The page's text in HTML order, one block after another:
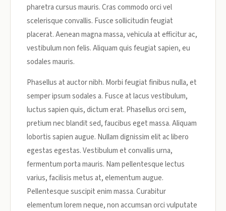
pharetra cursus mauris. Cras commodo orci vel
scelerisque convallis. Fusce sollicitudin feugiat
placerat. Aenean magna massa, vehicula at efficitur ac,
vestibulum non felis. Aliquam quis feugiat sapien, eu
sodales mauris.
Phasellus at auctor nibh. Morbi feugiat finibus nulla, et
semper ipsum sodales a. Fusce at lacus vestibulum,
luctus sapien quis, dictum erat. Phasellus orci sem,
pretium nec blandit sed, faucibus eget massa. Aliquam
lobortis sapien augue. Nullam dignissim elit ac libero
egestas egestas. Vestibulum et convallis urna,
fermentum porta mauris. Nam pellentesque lectus
varius, facilisis metus at, elementum augue.
Pellentesque suscipit enim massa. Curabitur
elementum lorem neque, non accumsan orci vulputate